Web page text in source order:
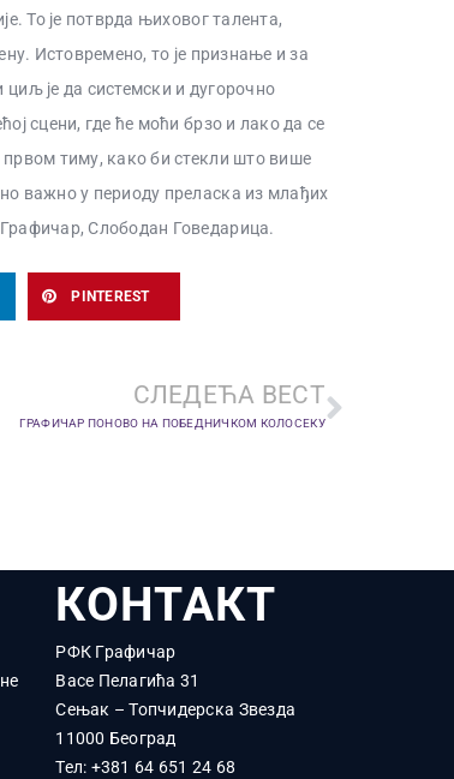
То је потврда њиховог талента,
Истовремено, то је признање и за
је да системски и дугорочно
сцени, где ће моћи брзо и лако да се
тиму, како би стекли што више
важно у периоду преласка из млађих
Слободан Говедарица.
PINTEREST
СЛЕДЕЋА ВЕСТ
ГРАФИЧАР ПОНОВО НА ПОБЕДНИЧКОМ КОЛОСЕКУ
КОНТАКТ
РФК Графичар
Васе Пелагића 31
Сењак – Топчидерска Звезда
11000 Београд
Тел: +381 64 651 24 68